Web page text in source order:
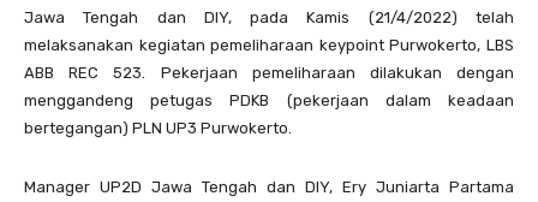
Jawa Tengah dan DIY, pada Kamis (21/4/2022) telah
melaksanakan kegiatan pemeliharaan keypoint Purwokerto, LBS
ABB REC 523. Pekerjaan pemeliharaan dilakukan dengan
menggandeng petugas PDKB (pekerjaan dalam keadaan
bertegangan) PLN UP3 Purwokerto.
Manager UP2D Jawa Tengah dan DIY, Ery Juniarta Partama